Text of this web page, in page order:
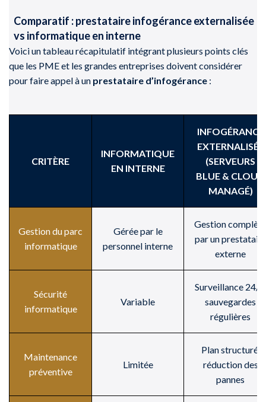
Comparatif : prestataire infogérance externalisée
vs informatique en interne
Voici un tableau récapitulatif intégrant plusieurs points clés
que les PME et les grandes entreprises doivent considérer
pour faire appel à un prestataire d’infogérance :
CRITÈRE
INFORMATIQUE
EN INTERNE
INFOGÉRANCE
EXTERNALISÉE
(SERVEURS
BLUE & CLOUD
MANAGÉ)
Gestion du parc
informatique
Gérée par le
personnel interne
Gestion complète
par un prestataire
externe
Sécurité
informatique
Variable
Surveillance 24/7,
sauvegardes
régulières
Maintenance
préventive
Limitée
Plan structuré,
réduction des
pannes